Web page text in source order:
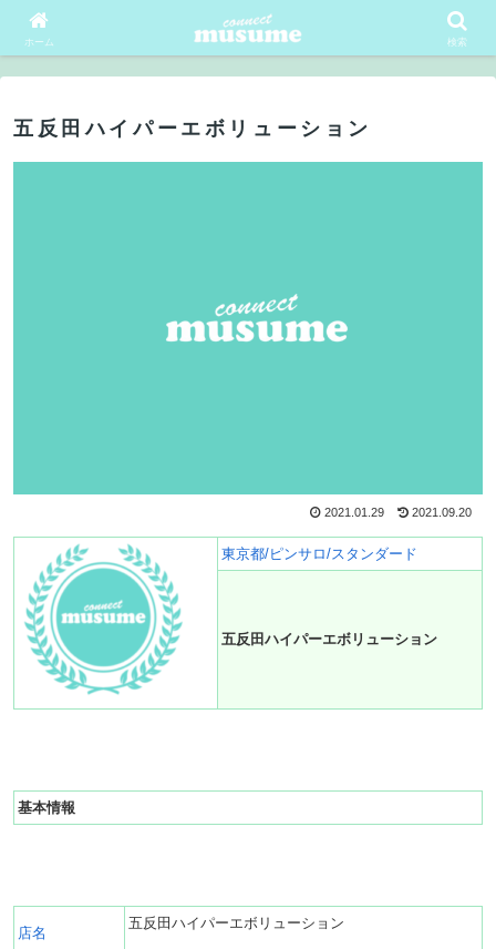
五反田ハイパーエボリューション
2021.01.29 2021.09.20
東京都/ピンサロ/スタンダード
五反田ハイパーエボリューション
基本情報
店名
五反田ハイパーエボリューション
ホーム 検索